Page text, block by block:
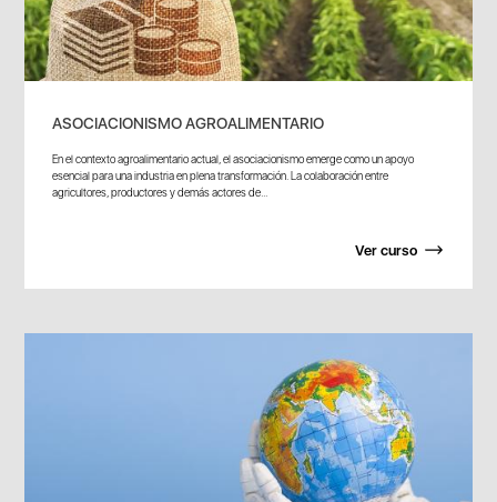
ASOCIACIONISMO AGROALIMENTARIO
En el contexto agroalimentario actual, el asociacionismo emerge como un apoyo
esencial para una industria en plena transformación. La colaboración entre
agricultores, productores y demás actores de...
Ver curso